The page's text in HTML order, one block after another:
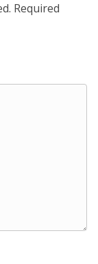
Required